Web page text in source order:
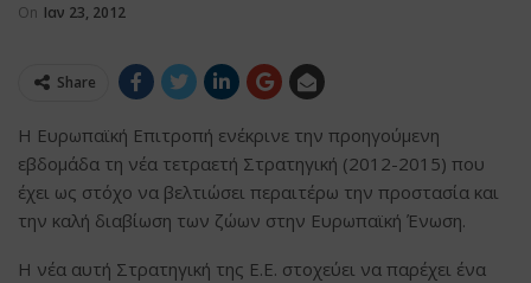
On Ιαν 23, 2012
Share
Η Ευρωπαϊκή Επιτροπή ενέκρινε την προηγούμενη
εβδομάδα τη νέα τετραετή Στρατηγική (2012-2015) που
έχει ως στόχο να βελτιώσει περαιτέρω την προστασία και
την καλή διαβίωση των ζώων στην Ευρωπαϊκή Ένωση.
Η νέα αυτή Στρατηγική της Ε.Ε. στοχεύει να παρέχει ένα